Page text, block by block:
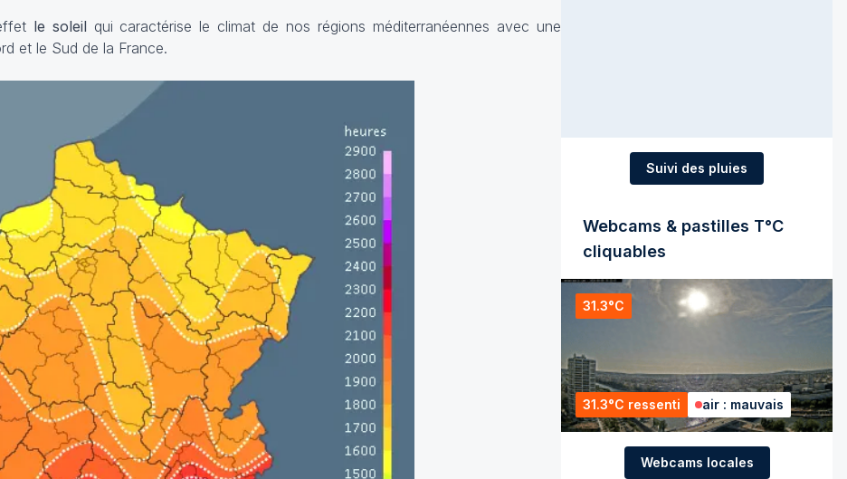
le soleil qui caractérise le climat de nos régions méditerranéennes avec une
et le Sud de la France.
Suivi des pluies
Webcams & pastilles T°C
cliquables
31.3°C
31.3°C ressenti air : mauvais
Webcams locales